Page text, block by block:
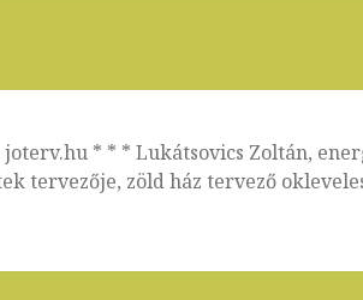
* * * Lukátsovics Zoltán,
tervezője, zöld ház tervező